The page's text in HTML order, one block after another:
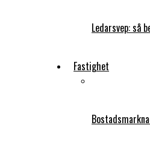
Ledarsvep: så
Fastighet